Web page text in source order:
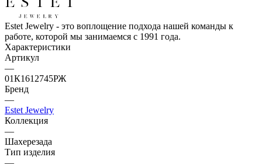
Estet Jewelry - это воплощение подхода нашей команды к
работе, которой мы занимаемся с 1991 года.
Характеристики
Артикул
—
01К1612745РЖ
Бренд
—
Estet Jewelry
Коллекция
—
Шахерезада
Тип изделия